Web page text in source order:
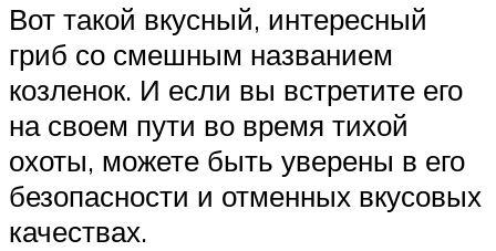
Вот такой вкусный, интересный
гриб со смешным названием
козленок. И если вы встретите его
на своем пути во время тихой
охоты, можете быть уверены в его
безопасности и отменных вкусовых
качествах.